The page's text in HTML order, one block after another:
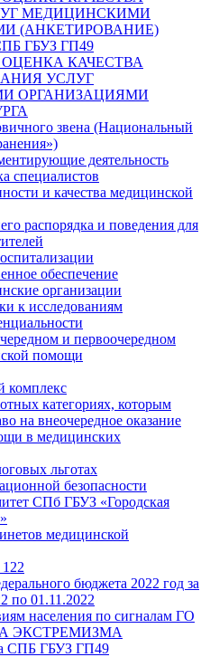
МЕДИЦИНСКИМИ
(АНКЕТИРОВАНИЕ)
ГБУЗ ГП49
КАЧЕСТВА
УСЛУГ
ОРГАНИЗАЦИЯМИ
звена (Национальный
деятельность
специалистов
и качества медицинской
распорядка и поведения для
обеспечение
организации
к исследованиям
и первоочередном
помощи
комплекс
категориях, которым
на внеочередное оказание
в медицинских
льготах
безопасности
СПб ГБУЗ «Городская
медицинской
бюджета 2022 год за
по 01.11.2022
населения по сигналам ГО
ЭКСТРЕМИЗМА
СПБ ГБУЗ ГП49